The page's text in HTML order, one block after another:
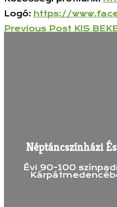
Logó: https://
Bejegyzés
Previous
Previous Post KIS
Néptáncszínházi
Évi 90-100